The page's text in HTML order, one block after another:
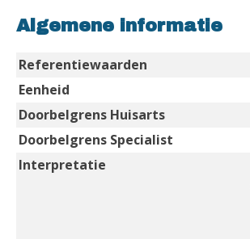
Algemene informatie
Referentiewaarden
Eenheid
Doorbelgrens Huisarts
Doorbelgrens Specialist
Interpretatie